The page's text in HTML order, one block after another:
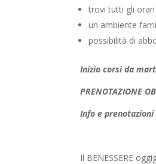
trovi tutti gli
un ambiente
possibilità di
Inizio corsi da
PRENOTAZIONE
Info e prenotazioni
Il BENESSERE